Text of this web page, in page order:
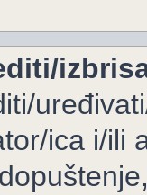
ica i/ili